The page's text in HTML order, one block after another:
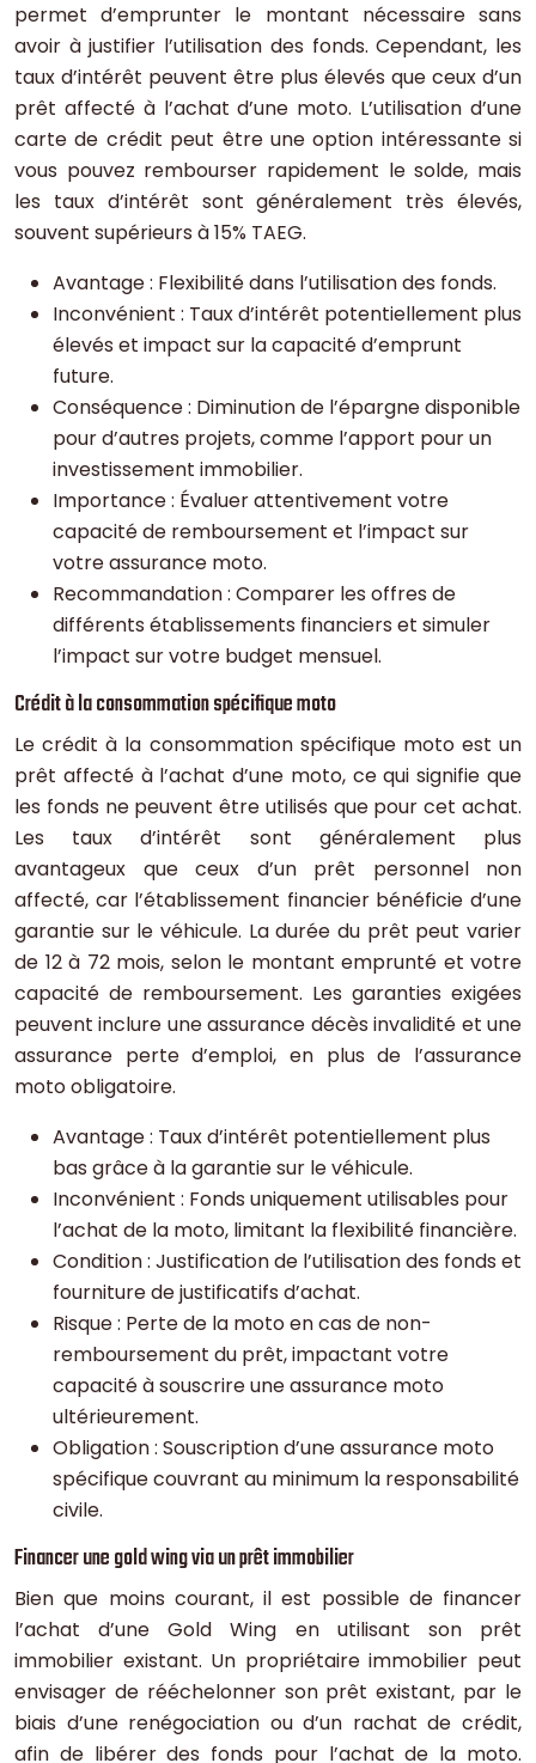
permet d’emprunter le montant nécessaire sans
avoir à justifier l’utilisation des fonds. Cependant, les
taux d’intérêt peuvent être plus élevés que ceux d’un
prêt affecté à l’achat d’une moto. L’utilisation d’une
carte de crédit peut être une option intéressante si
vous pouvez rembourser rapidement le solde, mais
les taux d’intérêt sont généralement très élevés,
souvent supérieurs à 15% TAEG.
Avantage : Flexibilité dans l’utilisation des fonds.
Inconvénient : Taux d’intérêt potentiellement plus
élevés et impact sur la capacité d’emprunt
future.
Conséquence : Diminution de l’épargne disponible
pour d’autres projets, comme l’apport pour un
investissement immobilier.
Importance : Évaluer attentivement votre
capacité de remboursement et l’impact sur
votre assurance moto.
Recommandation : Comparer les offres de
différents établissements financiers et simuler
l’impact sur votre budget mensuel.
Crédit à la consommation spécifique moto
Le crédit à la consommation spécifique moto est un
prêt affecté à l’achat d’une moto, ce qui signifie que
les fonds ne peuvent être utilisés que pour cet achat.
Les taux d’intérêt sont généralement plus
avantageux que ceux d’un prêt personnel non
affecté, car l’établissement financier bénéficie d’une
garantie sur le véhicule. La durée du prêt peut varier
de 12 à 72 mois, selon le montant emprunté et votre
capacité de remboursement. Les garanties exigées
peuvent inclure une assurance décès invalidité et une
assurance perte d’emploi, en plus de l’assurance
moto obligatoire.
Avantage : Taux d’intérêt potentiellement plus
bas grâce à la garantie sur le véhicule.
Inconvénient : Fonds uniquement utilisables pour
l’achat de la moto, limitant la flexibilité financière.
Condition : Justification de l’utilisation des fonds et
fourniture de justificatifs d’achat.
Risque : Perte de la moto en cas de non-
remboursement du prêt, impactant votre
capacité à souscrire une assurance moto
ultérieurement.
Obligation : Souscription d’une assurance moto
spécifique couvrant au minimum la responsabilité
civile.
Financer une gold wing via un prêt immobilier
Bien que moins courant, il est possible de financer
l’achat d’une Gold Wing en utilisant son prêt
immobilier existant. Un propriétaire immobilier peut
envisager de rééchelonner son prêt existant, par le
biais d’une renégociation ou d’un rachat de crédit,
afin de libérer des fonds pour l’achat de la moto.